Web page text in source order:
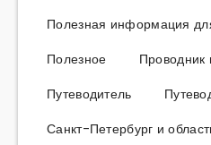
Полезная информация
Полезное
Проводник
Путеводитель
Санкт-Петербург и